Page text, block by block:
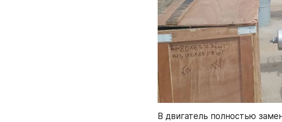
В двигатель полностью